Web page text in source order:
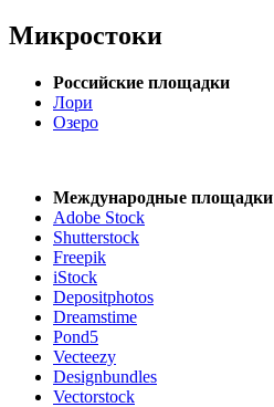
Микростоки
Российские площадки
Лори
Озеро
Международные площадки
Adobe Stock
Shutterstock
Freepik
iStock
Depositphotos
Dreamstime
Pond5
Vecteezy
Designbundles
Vectorstock